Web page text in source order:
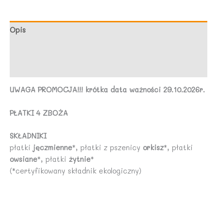
g
Opis
UWAGA PROMOCJA!!! krótka data ważności 29.10.2026r.
PŁATKI 4 ZBOŻA
SKŁADNIKI
płatki jęczmienne*, płatki z pszenicy orkisz*, płatki
owsiane*, płatki żytnie*
(*certyfikowany składnik ekologiczny)